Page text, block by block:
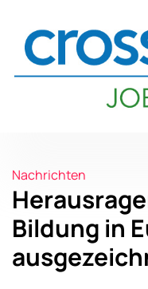
Nachrichten
Bildung in